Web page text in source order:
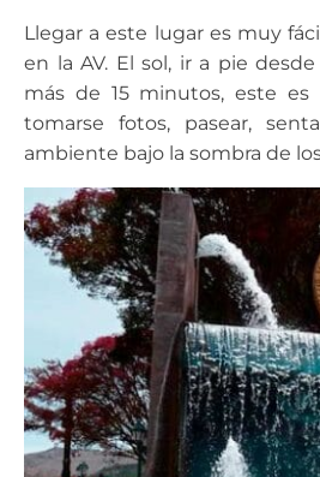
Llegar a este lugar es muy
en la AV. El sol, ir a pie
más de 15 minutos, este es
tomarse fotos, pasear,
ambiente bajo la sombra de